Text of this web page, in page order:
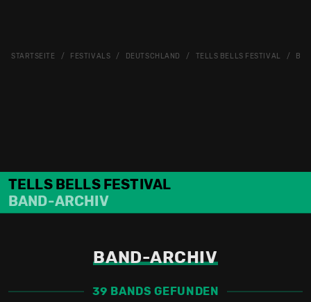
STARTSEITE FESTIVALS DEUTSCHLAND TELLS BELLS FESTIVAL
TELLS BELLS FESTIVAL
BAND-ARCHIV
BAND-ARCHIV
39 BANDS GEFUNDEN